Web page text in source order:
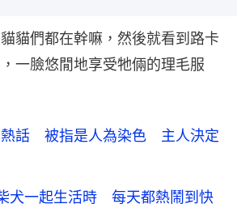
貓們都在幹嘛，然後就看到路卡
一臉悠閒地享受牠倆的理毛服
熱話 被指是人為染色 主人決定
犬一起生活時 每天都熱鬧到快